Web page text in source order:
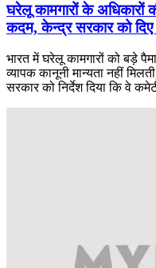
घरेलू कामगारों के अधिकारों
कदम, केन्द्र सरकार को दिए
भारत में घरेलू कामगारों को बड़े
व्यापक कानूनी मान्यता नहीं
सरकार को निर्देश दिया कि वे